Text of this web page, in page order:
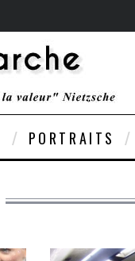
PORTRAITS